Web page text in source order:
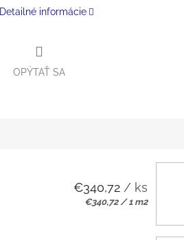
Detailné informácie
OPÝTAŤ SA
€340,72 / ks
Jednotková
€340,72 / 1 m2